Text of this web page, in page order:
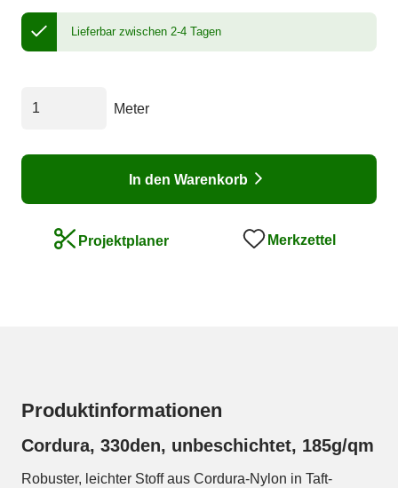
Lieferbar zwischen 2-4 Tagen
Meter
In den Warenkorb
Projektplaner Merkzettel
Produktinformationen
Cordura, 330den, unbeschichtet, 185g/qm
Robuster, leichter Stoff aus Cordura-Nylon in Taft-